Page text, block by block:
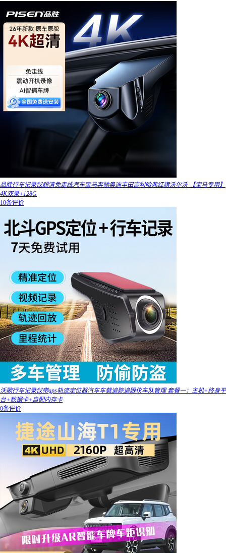
品胜行车记录仪超清免走线汽车宝马奔驰奥迪丰田吉利哈弗红旗沃尔沃 【宝马专用】
4K双录+128G
10条评价
沃歌行车记录仪带gps轨迹定位器汽车车载追踪追跟仪车队管理 套餐一：主机+终身平
台+数据卡+自配内存卡
0条评价